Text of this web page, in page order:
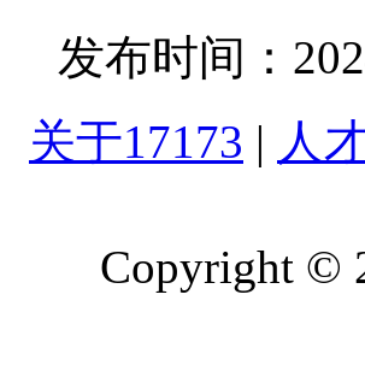
发布时间：
关于17173 | 人
Copyright ©